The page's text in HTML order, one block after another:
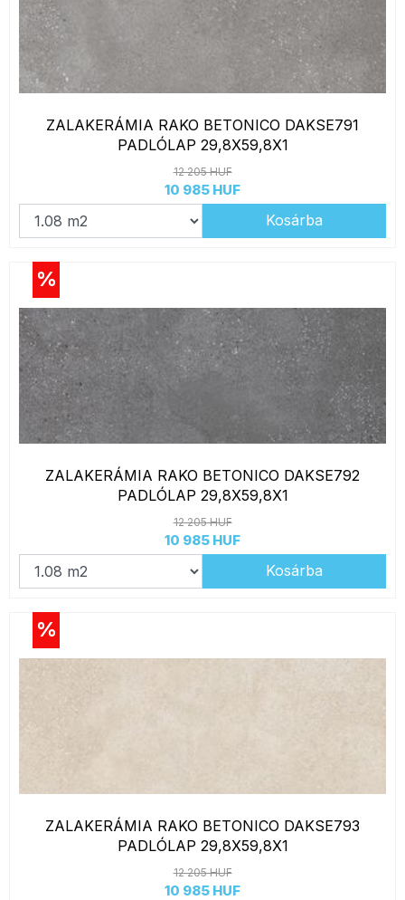
ZALAKERÁMIA RAKO BETONICO DAKSE791
PADLÓLAP 29,8X59,8X1
12 205 HUF
10 985 HUF
Kosárba
%
ZALAKERÁMIA RAKO BETONICO DAKSE792
PADLÓLAP 29,8X59,8X1
12 205 HUF
10 985 HUF
Kosárba
%
ZALAKERÁMIA RAKO BETONICO DAKSE793
PADLÓLAP 29,8X59,8X1
12 205 HUF
10 985 HUF